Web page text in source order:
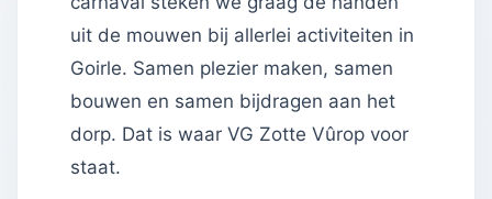
uit de mouwen bij allerlei activiteiten in
Goirle. Samen plezier maken, samen
bouwen en samen bijdragen aan het
dorp. Dat is waar VG Zotte Vûrop voor
staat.